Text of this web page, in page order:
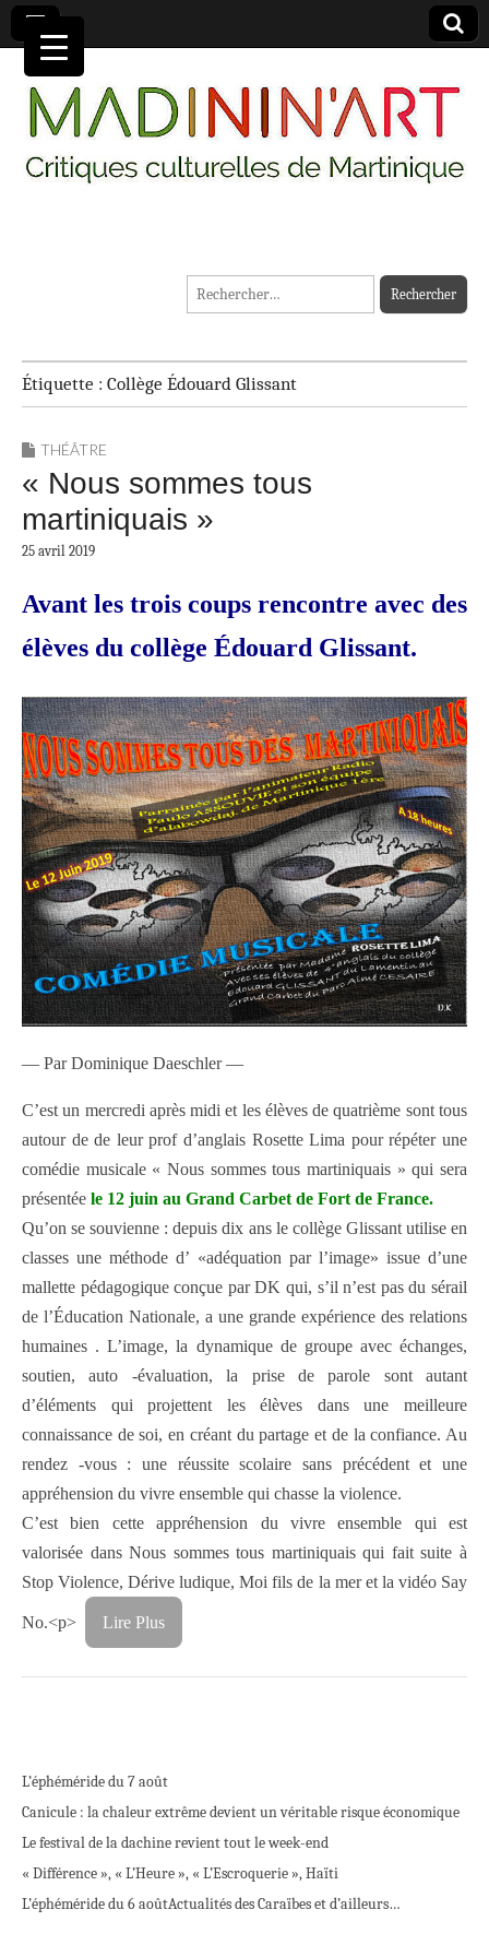
MADININ'ART
Rechercher :
Étiquette : Collège Édouard Glissant
THÉÂTRE
« Nous sommes tous
martiniquais »
25 avril 2019
Avant les trois coups rencontre avec des
élèves du collège Édouard Glissant.
— Par Dominique Daeschler —
C’est un mercredi après midi et les élèves de quatrième sont tous
autour de de leur prof d’anglais Rosette Lima pour répéter une
comédie musicale « Nous sommes tous martiniquais » qui sera
présentée le 12 juin au Grand Carbet de Fort de France.
Qu’on se souvienne : depuis dix ans le collège Glissant utilise en
classes une méthode d’ «adéquation par l’image» issue d’une
mallette pédagogique conçue par DK qui, s’il n’est pas du sérail
de l’Éducation Nationale, a une grande expérience des relations
humaines . L’image, la dynamique de groupe avec échanges,
soutien, auto -évaluation, la prise de parole sont autant
d’éléments qui projettent les élèves dans une meilleure
connaissance de soi, en créant du partage et de la confiance. Au
rendez -vous : une réussite scolaire sans précédent et une
appréhension du vivre ensemble qui chasse la violence.
C’est bien cette appréhension du vivre ensemble qui est
valorisée dans Nous sommes tous martiniquais qui fait suite à
Stop Violence, Dérive ludique, Moi fils de la mer et la vidéo Say
No.<p> Lire Plus
L’éphéméride du 7 août
Canicule : la chaleur extrême devient un véritable risque économique
Le festival de la dachine revient tout le week-end
« Différence », « L’Heure », « L’Escroquerie », Haïti
L’éphéméride du 6 aoûtActualités des Caraïbes et d’ailleurs…